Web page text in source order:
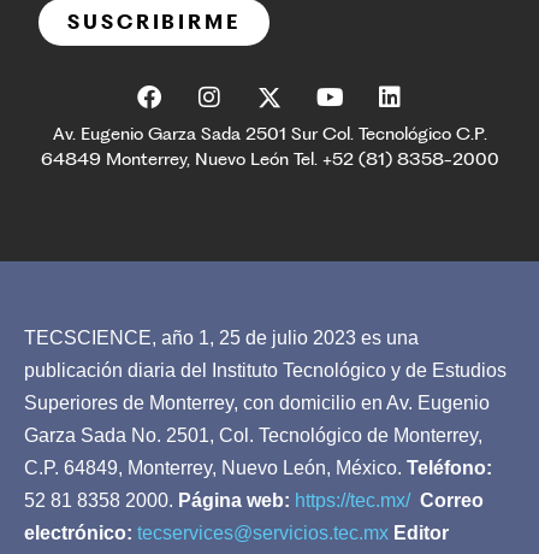
SUSCRIBIRME
Av. Eugenio Garza Sada 2501 Sur Col. Tecnológico C.P.
64849 Monterrey, Nuevo León Tel. +52 (81) 8358-2000
TECSCIENCE, año 1, 25 de julio 2023 es una
publicación diaria del Instituto Tecnológico y de Estudios
Superiores de Monterrey, con domicilio en Av. Eugenio
Garza Sada No. 2501, Col. Tecnológico de Monterrey,
C.P. 64849, Monterrey, Nuevo León, México. Teléfono:
52 81 8358 2000. Página web: https://tec.mx/ Correo
electrónico: tecservices@servicios.tec.mx Editor